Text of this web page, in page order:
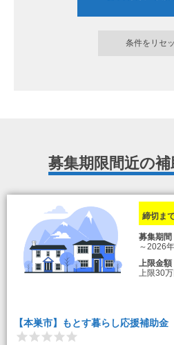
募集期限間近の
締切ま
募集期間
～2026
上限金
上限30万
【本巣市】もとす暮らし応援補助金